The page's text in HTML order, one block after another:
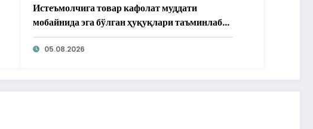
Истеъмолчига товар кафолат муддати
мобайнида эга бўлган ҳуқуқлари таъминлаб
берилди
05.08.2026